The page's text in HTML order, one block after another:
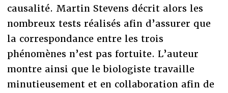
causalité. Martin Stevens décrit alors les
nombreux tests réalisés afin d’assurer que
la correspondance entre les trois
phénomènes n’est pas fortuite. L’auteur
montre ainsi que le biologiste travaille
minutieusement et en collaboration afin de